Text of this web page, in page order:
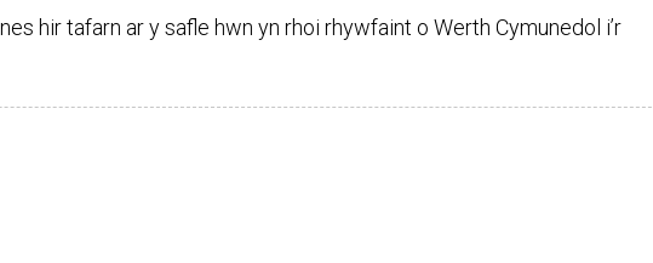
hir tafarn ar y safle hwn yn rhoi rhywfaint o Werth Cymunedol i’r